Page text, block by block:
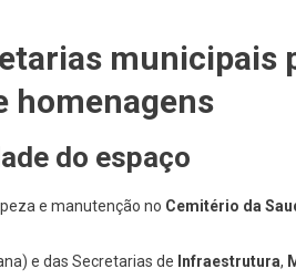
municipais
homenagens
do espaço
e manutenção no Cemitério da
e das Secretarias de Infraestrutura,